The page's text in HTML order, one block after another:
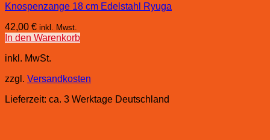
Knospenzange 18 cm Edelstahl Ryuga
42,00 € inkl. Mwst.
In den Warenkorb
inkl. MwSt.
zzgl. Versandkosten
Lieferzeit: ca. 3 Werktage Deutschland